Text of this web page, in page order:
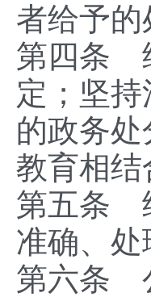
者给予
第四条
定；坚
的政务
教育相
第五条
准确、
第六条